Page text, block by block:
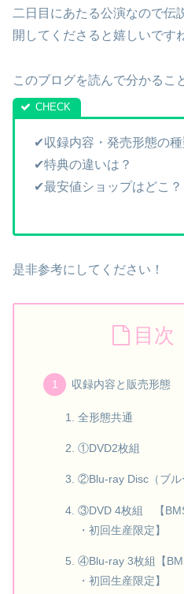
二日目にあたる公演なので伝
開してくださると嬉しいです
このブログを読んで分かるこ
✔収録内容・発売形態の種
✔特典の違いは？
✔最安値ショップはどこ？
是非参考にしてください！
目次
収録内容と販売形態
全形態共通
①DVD2枚組
②Blu-ray Disc（ブル
③DVD 4枚組 【
・初回生産限定】
④Blu-ray 3枚組【
・初回生産限定】